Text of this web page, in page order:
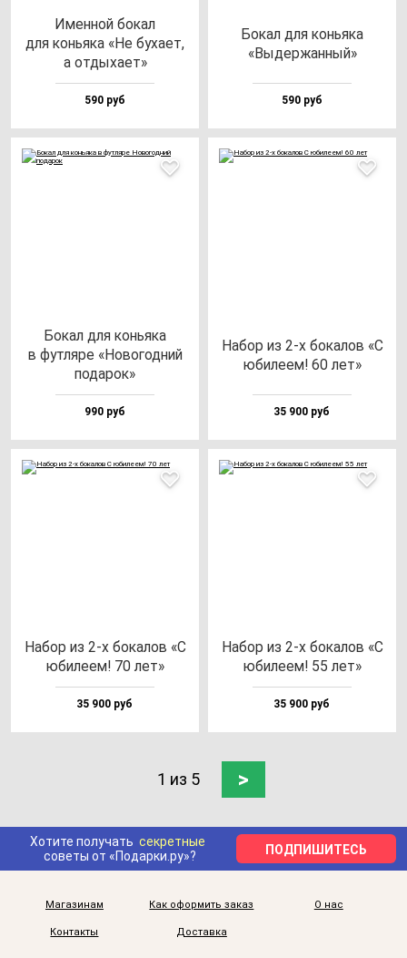
Имен­ной бо­кал
для конь­яка «Не бу­ха­ет,
а от­ды­ха­ет»
590 руб
Бокал для конь­яка
«Выдер­жан­ный»
590 руб
Бокал для конь­яка
в фут­ля­ре «Ново­год­ний
по­да­рок»
990 руб
Набор из 2-х бо­ка­лов «С
юби­ле­ем! 60 лет»
35 900 руб
Набор из 2-х бо­ка­лов «С
юби­ле­ем! 70 лет»
35 900 руб
Набор из 2-х бо­ка­лов «С
юби­ле­ем! 55 лет»
35 900 руб
1 из 5 >
Хотите получать секретные
советы от «Подарки.ру»?
ПОДПИШИТЕСЬ
Магазинам Как оформить заказ О нас
Контакты Доставка